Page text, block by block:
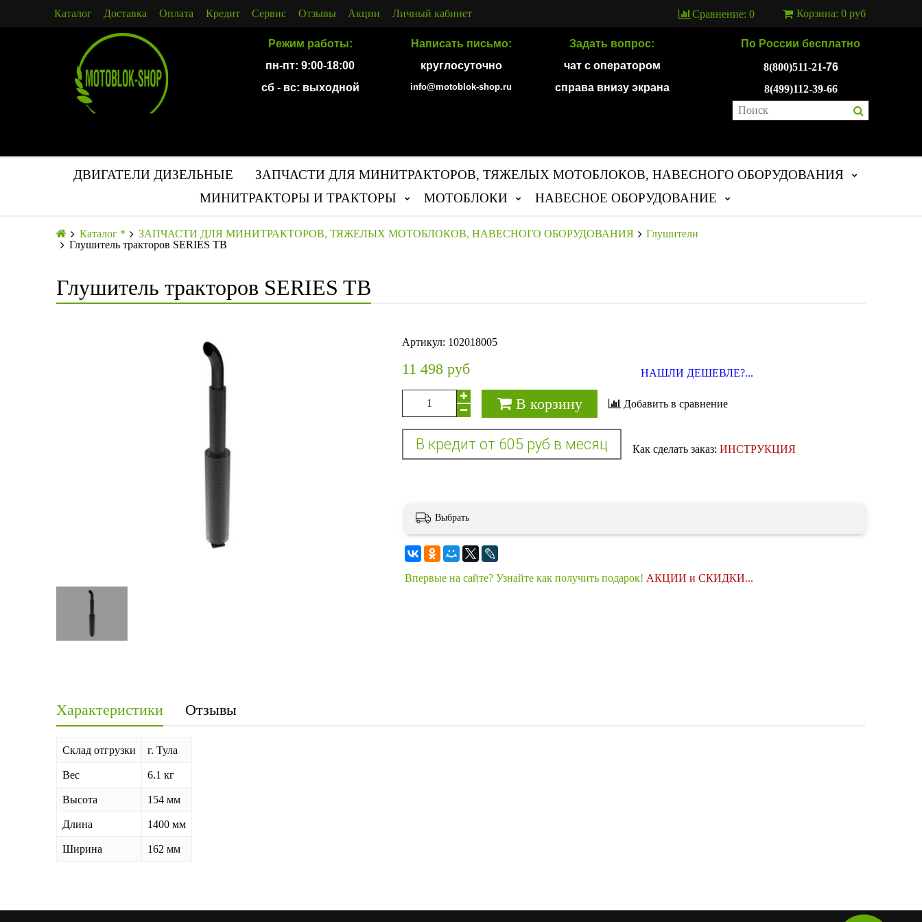
Каталог Доставка Оплата Кредит Сервис Отзывы Акции Личный кабинет Сравнение: 0 Корзина: 0 руб
Режим работы:
пн-пт: 9:00-18:00
сб - вс: выходной
Написать письмо:
круглосуточно
info@motoblok-shop.ru
Задать вопрос:
чат с оператором
справа внизу экрана
По России бесплатно
8(800)511-21-76
8(499)112-39-66
ДВИГАТЕЛИ ДИЗЕЛЬНЫЕ
ЗАПЧАСТИ ДЛЯ МИНИТРАКТОРОВ, ТЯЖЕЛЫХ МОТОБЛОКОВ, НАВЕСНОГО ОБОРУДОВАНИЯ
МИНИТРАКТОРЫ И ТРАКТОРЫ
МОТОБЛОКИ НАВЕСНОЕ ОБОРУДОВАНИЕ
Каталог * ЗАПЧАСТИ ДЛЯ МИНИТРАКТОРОВ, ТЯЖЕЛЫХ МОТОБЛОКОВ, НАВЕСНОГО ОБОРУДОВАНИЯ
Глушители
Глушитель тракторов SERIES TB
Глушитель тракторов SERIES TB
Артикул: 102018005
11 498 руб НАШЛИ ДЕШЕВЛЕ?...
В корзину Добавить в сравнение
Как сделать заказ:ИНСТРУКЦИЯ
Выбрать
Впервые на сайте? Узнайте как получить подарок! АКЦИИ и СКИДКИ...
Характеристики Отзывы
Склад отгрузки г. Тула
Вес 6.1 кг
Высота 154 мм
Длина 1400 мм
Ширина 162 мм